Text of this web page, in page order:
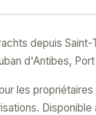
depuis
d'Antibes,
les
Disponible